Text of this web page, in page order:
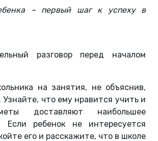
– первый шаг к успеху в
разговор перед началом
на занятия, не объяснив,
Узнайте, что ему нравится учить и
доставляют наибольшее
Если ребенок не интересуется
его и расскажите, что в школе